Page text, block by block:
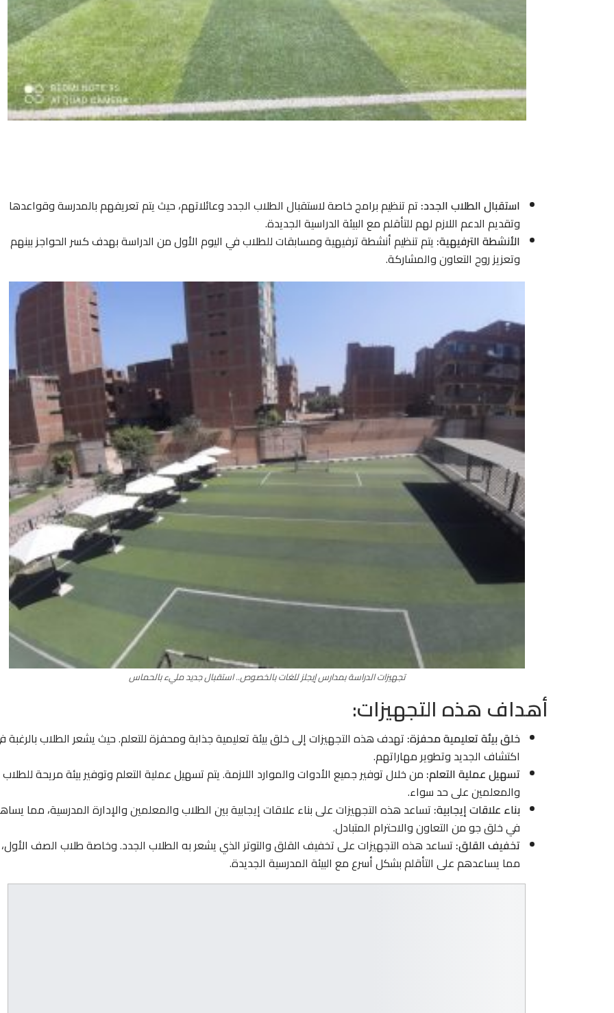
استقبال الطلاب الجدد: تم تنظيم برامج خاصة لاستقبال الطلاب الجدد وعائلاتهم، حيث يتم تعريفهم بالمدرسة وقواعدها
وتقديم الدعم اللازم لهم للتأقلم مع البيئة الدراسية الجديدة.
الأنشطة الترفيهية: يتم تنظيم أنشطة ترفيهية ومسابقات للطلاب في اليوم الأول من الدراسة بهدف كسر الحواجز بينهم
وتعزيز روح التعاون والمشاركة.
تجهيزات الدراسة بمدارس إيجلز للغات بالخصوص.. استقبال جديد مليء بالحماس
أهداف هذه التجهيزات:
خلق بيئة تعليمية محفزة: تهدف هذه التجهيزات إلى خلق بيئة تعليمية جذابة ومحفزة للتعلم. حيث يشعر الطلاب بالرغبة
اكتشاف الجديد وتطوير مهاراتهم.
تسهيل عملية التعلم: من خلال توفير جميع الأدوات والموارد اللازمة. يتم تسهيل عملية التعلم وتوفير بيئة مريحة للطلاب
والمعلمين على حد سواء.
بناء علاقات إيجابية: تساعد هذه التجهيزات على بناء علاقات إيجابية بين الطلاب والمعلمين والإدارة المدرسية، مما
في خلق جو من التعاون والاحترام المتبادل.
تخفيف القلق: تساعد هذه التجهيزات على تخفيف القلق والتوتر الذي يشعر به الطلاب الجدد. وخاصة طلاب الصف الأول،
مما يساعدهم على التأقلم بشكل أسرع مع البيئة المدرسية الجديدة.